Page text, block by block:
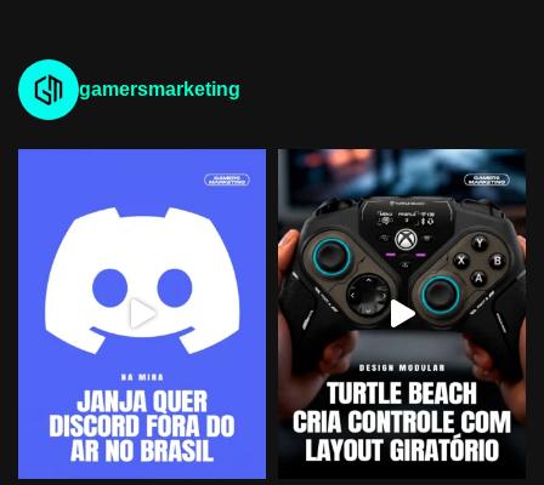
gamersmarketing